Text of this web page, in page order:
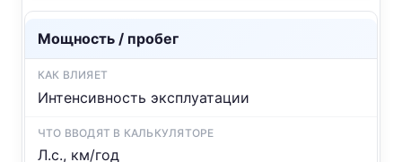
Мощность / пробег
Интенсивность эксплуатации
Л.с., км/год